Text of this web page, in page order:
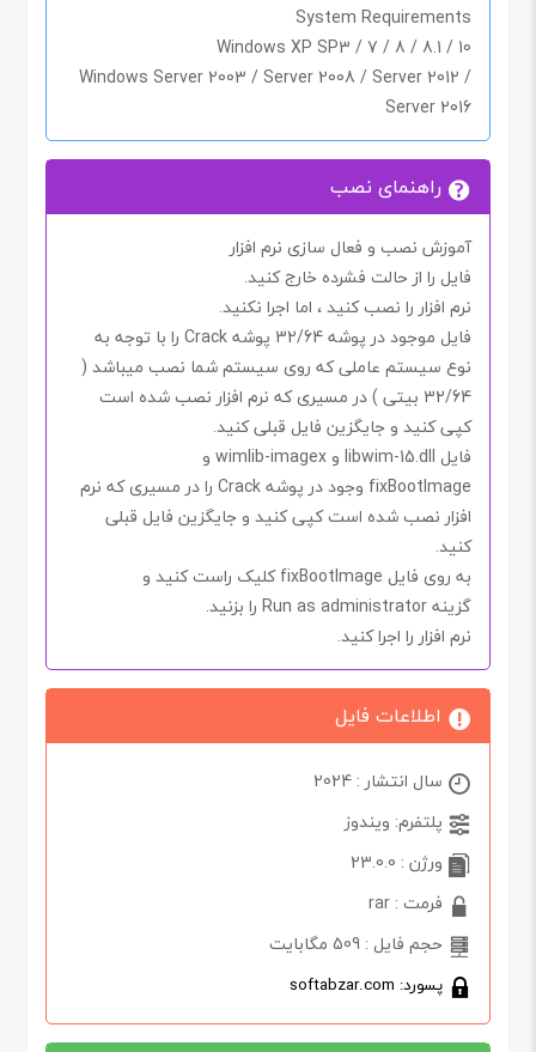
System Requirements
Windows XP SP3 / 7 / 8 / 8.1 / 10
Windows Server 2003 / Server 2008 / Server 2012 /
Server 2016
راهنمای نصب
آموزش نصب و فعال سازی نرم افزار
فایل را از حالت فشرده خارج کنید.
نرم افزار را نصب کنید ، اما اجرا نکنید.
فایل موجود در پوشه32/64 پوشهCrack را با توجه به
نوع سیستم عاملی که روی سیستم شما نصب میباشد (
32/64 بیتی
) در مسیری که نرم افزار نصب شده است
کپی کنید و جایگزین فایل قبلی کنید.
فایل libwim-15.dll وwimlib-imagex و
fixBootImage وجود در پوشهCrack را در مسیری که نرم
افزار نصب شده است کپی کنید و جایگزین فایل قبلی
کنید.
به روی فایل fixBootImageکلیک راست کنید و
گزینهRun as administrator
را بزنید.
نرم افزار را اجرا کنید.
اطلاعات فایل
سال انتشار : 2024
پلتفرم: ویندوز
ورژن : 23.0.0
فرمت : rar
حجم فایل : 509 مگابایت
پسورد: softabzar.com